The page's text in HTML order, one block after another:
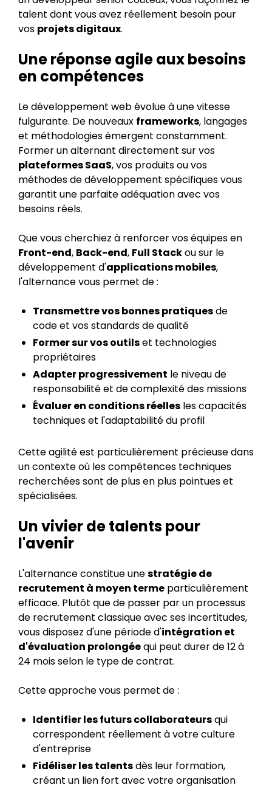
talent dont vous avez réellement besoin pour
vos projets digitaux.
Une réponse agile aux besoins
en compétences
Le développement web évolue à une vitesse
fulgurante. De nouveaux frameworks, langages
et méthodologies émergent constamment.
Former un alternant directement sur vos
plateformes SaaS, vos produits ou vos
méthodes de développement spécifiques vous
garantit une parfaite adéquation avec vos
besoins réels.
Que vous cherchiez à renforcer vos équipes en
Front-end, Back-end, Full Stackou sur le
développement d'applications mobiles,
l'alternance vous permet de :
Transmettre vos bonnes pratiquesde
code et vos standards de qualité
Former sur vos outilset technologies
propriétaires
Adapter progressivement le niveau de
responsabilité et de complexité des missions
Évaluer en conditions réelles les capacités
techniques et l'adaptabilité du profil
Cette agilité est particulièrement précieuse dans
un contexte où les compétences techniques
recherchées sont de plus en plus pointues et
spécialisées.
Un vivier de talents pour
l'avenir
L'alternance constitue unestratégie de
recrutement à moyen terme particulièrement
efficace. Plutôt que de passer par un processus
de recrutement classique avec ses incertitudes,
vous disposez d'une période d'intégration et
d'évaluation prolongéequi peut durer de 12 à
24 mois selon le type de contrat.
Cette approche vous permet de :
Identifier les futurs collaborateursqui
correspondent réellement à votre culture
d'entreprise
Fidéliser les talentsdès leur formation,
créant un lien fort avec votre organisation